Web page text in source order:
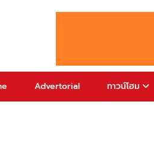
Advertorial ทาวน์โฮม